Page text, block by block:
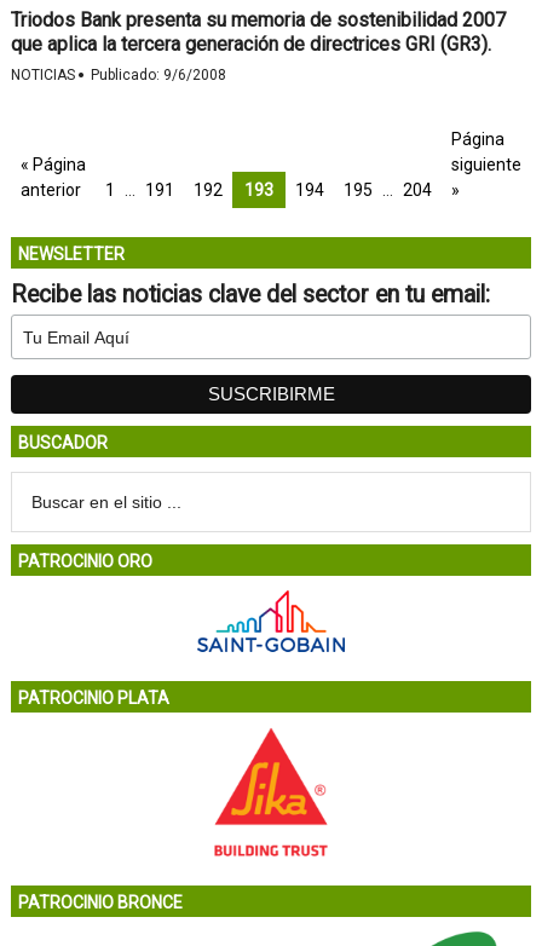
Triodos Bank presenta su memoria de sostenibilidad 2007
que aplica la tercera generación de directrices GRI (GR3).
NOTICIAS · Publicado: 9/6/2008
« Página
anterior
1 191 192 193 194 195 204
Página
siguiente
»
NEWSLETTER
Recibe las noticias clave del sector en tu email:
BUSCADOR
PATROCINIO ORO
PATROCINIO PLATA
PATROCINIO BRONCE